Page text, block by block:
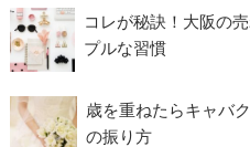
コレが秘訣！大阪の
プルな習慣
歳を重ねたらキャバ
の振り方